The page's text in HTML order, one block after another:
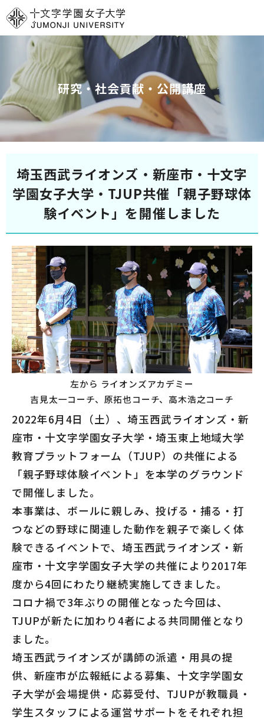
ロ
ナ
ビ
ゲ
ー
文
ー
ビ
ゲ
ー
シ
ッ
研究・社会貢献・公開講座
埼玉西武ライオンズ・新座市・十文字
学園女子大学・TJUP共催「親子野球体
験イベント」を開催しました
左から ライオンズアカデミー
吉見太一コーチ、原拓也コーチ、高木浩之コーチ
2022年6月4日（土）、埼玉西武ライオンズ・新
座市・十文字学園女子大学・埼玉東上地域大学
教育プラットフォーム（TJUP）の共催による
「親子野球体験イベント」を本学のグラウンド
で開催しました。
本事業は、ボールに親しみ、投げる・捕る・打
つなどの野球に関連した動作を親子で楽しく体
験できるイベントで、埼玉西武ライオンズ・新
座市・十文字学園女子大学の共催により2017年
度から4回にわたり継続実施してきました。
コロナ禍で3年ぶりの開催となった今回は、
TJUPが新たに加わり4者による共同開催となり
ました。
埼玉西武ライオンズが講師の派遣・用具の提
供、新座市が広報紙による募集、十文字学園女
子大学が会場提供・応募受付、TJUPが教職員・
学生スタッフによる運営サポートをそれぞれ担